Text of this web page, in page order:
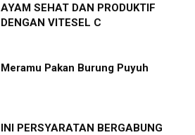
AYAM SEHAT DAN PRODUKTIF
DENGAN VITESEL C
Meramu Pakan Burung Puyuh
INI PERSYARATAN BERGABUNG